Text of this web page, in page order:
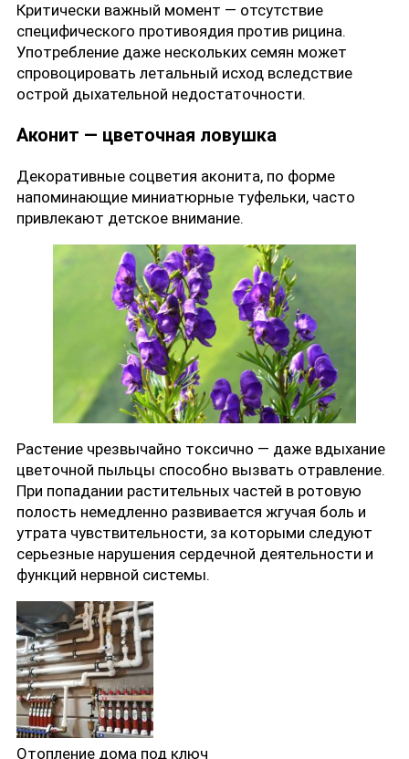
Критически важный момент — отсутствие
специфического противоядия против рицина.
Употребление даже нескольких семян может
спровоцировать летальный исход вследствие
острой дыхательной недостаточности.
Аконит — цветочная ловушка
Декоративные соцветия аконита, по форме
напоминающие миниатюрные туфельки, часто
привлекают детское внимание.
Растение чрезвычайно токсично — даже вдыхание
цветочной пыльцы способно вызвать отравление.
При попадании растительных частей в ротовую
полость немедленно развивается жгучая боль и
утрата чувствительности, за которыми следуют
серьезные нарушения сердечной деятельности и
функций нервной системы.
Отопление дома под ключ